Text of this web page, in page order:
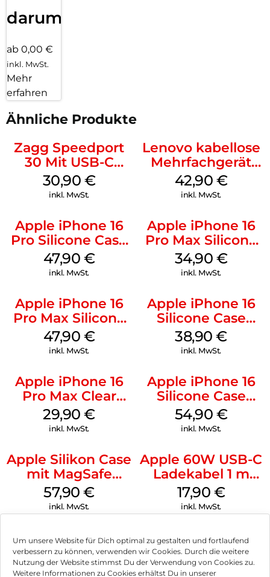
Um unsere Website für Dich optimal zu gestalten und fortlaufend
verbessern zu können, verwenden wir Cookies. Durch die weitere
Nutzung der Website stimmst Du der Verwendung von Cookies zu.
Weitere Informationen zu Cookies erhältst Du in unserer
darum!
ab 0,00 €
inkl. MwSt.
Mehr
erfahren
Ähnliche Produkte
Zagg Speedport
30 Mit USB-C
Kabel Weiß
30,90 €
inkl. MwSt.
Lenovo kabellose
Mehrfachgerät
Luna Grey
42,90 €
inkl. MwSt.
Apple iPhone 16
Pro Silicone Case
MagSafe Denim
47,90 €
inkl. MwSt.
Apple iPhone 16
Pro Max Silicone
Case MagSafe
Denim
34,90 €
inkl. MwSt.
Apple iPhone 16
Pro Max Silicone
Case MagSafe
Black
47,90 €
inkl. MwSt.
Apple iPhone 16
Silicone Case
MagSafe
Ultramarine
38,90€
inkl. MwSt.
Apple iPhone 16
Pro Max Clear
Case MagSafe
Transparent
29,90€
inkl. MwSt.
Apple iPhone 16
Silicone Case
MagSafe Lake
Green
54,90 €
inkl. MwSt.
Apple Silikon Case
mit MagSafe
iPhone 14 Pro
(PRODUCT)RED
57,90€
inkl. MwSt.
Apple 60W USB-C
Ladekabel 1 m
Weiß
17,90 €
inkl. MwSt.
Impressum